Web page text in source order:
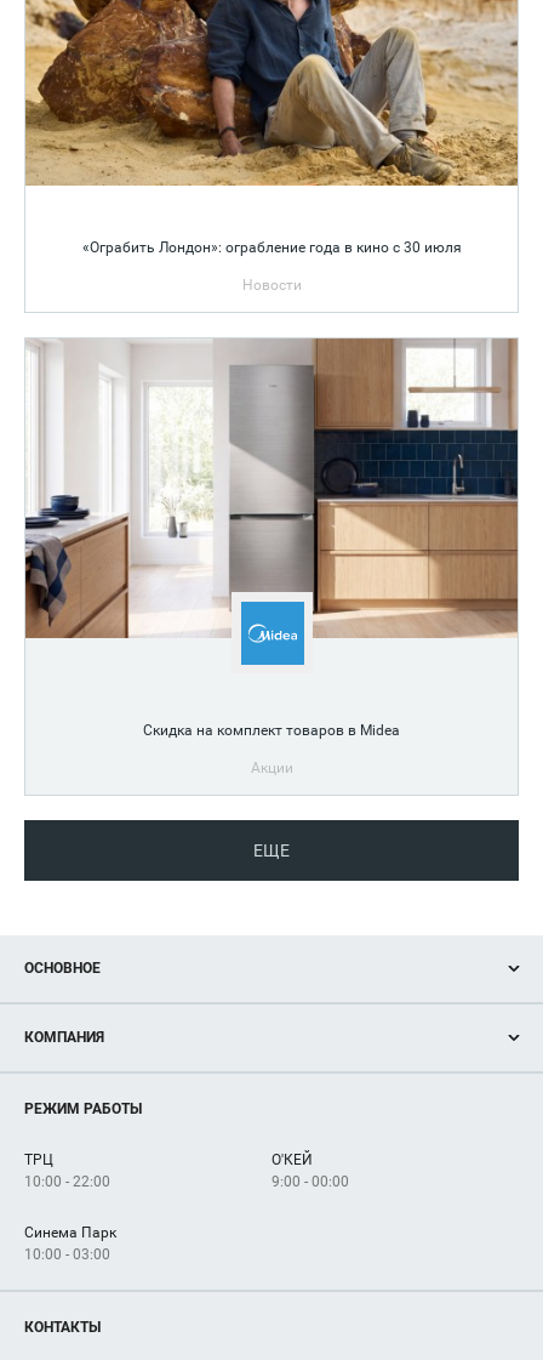
«Ограбить Лондон»: ограбление года в кино с 30 июля
Новости
Скидка на комплект товаров в Midea
Акции
ЕЩЕ
ОСНОВНОЕ
Новости
Магазины
Услуги
КОМПАНИЯ
Рекламодателям
Как добраться
РЕЖИМ РАБОТЫ
ТРЦ
10:00 - 22:00
О'КЕЙ
9:00 - 00:00
Синема Парк
10:00 - 03:00
КОНТАКТЫ